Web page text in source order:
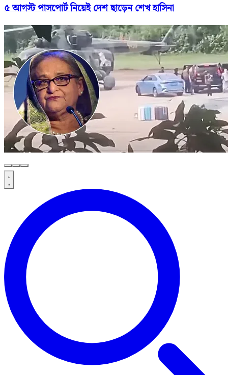
৫ আগস্ট পাসপোর্ট নিয়েই দেশ ছাড়েন শেখ হাসিনা